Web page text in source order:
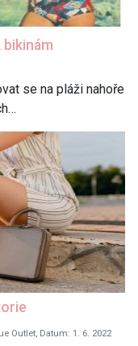
bikinám
se na pláži nahoře
Outlet, Datum: 1. 6. 2022